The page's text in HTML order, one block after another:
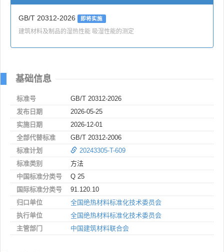
GB/T 20312-2026 即将实施
建筑材料及制品的湿热性能 吸湿性能的测定
基础信息
标准号
GB/T 20312-2026
发布日期
2026-05-25
实施日期
2026-12-01
全部代替标准
GB/T 20312-2006
标准计划
20243305-T-609
标准类别
方法
中国标准分类号
Q 25
国际标准分类号
91.120.10
归口单位
全国绝热材料标准化技术委员会
执行单位
全国绝热材料标准化技术委员会
主管部门
中国建筑材料联合会